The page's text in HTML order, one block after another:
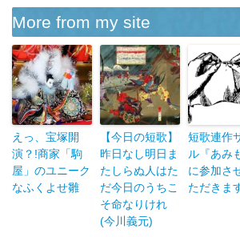
More from my site
えっ、宝塚開
演？!商家「駒
屋」のユニーク
なふくよせ雛
【今日の短歌】
昨日なし明日ま
たしらぬ人はた
だ今日のうちこ
そ命なりけれ
(今川義元)
短歌連作
ル『あみ
に参加さ
ただきま